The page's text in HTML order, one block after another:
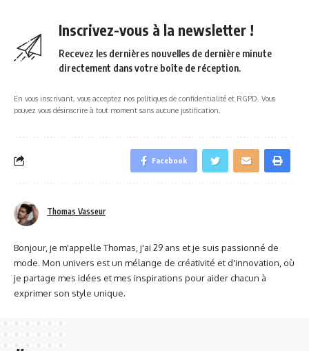
Inscrivez-vous à la newsletter !
Recevez les dernières nouvelles de dernière minute
directement dans votre boîte de réception.
En vous inscrivant, vous acceptez nos politiques de confidentialité et RGPD. Vous
pouvez vous désinscrire à tout moment sans aucune justification.
Facebook
Thomas Vasseur
Bonjour, je m'appelle Thomas, j'ai 29 ans et je suis passionné de
mode. Mon univers est un mélange de créativité et d'innovation, où
je partage mes idées et mes inspirations pour aider chacun à
exprimer son style unique.